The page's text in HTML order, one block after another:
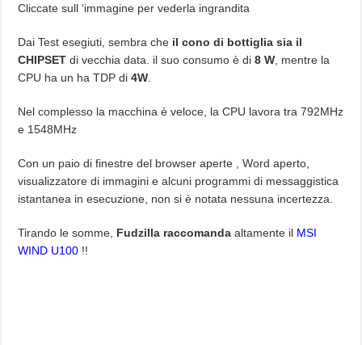
Cliccate sull ‘immagine per vederla ingrandita
Dai Test esegiuti, sembra che il cono di bottiglia sia il
CHIPSET di vecchia data. il suo consumo è di8 W , mentre la
CPU ha un ha TDP di4W
Nel complesso la macchina è veloce, la CPU lavora tra 792MHz
e 1548MHz
Con un paio di finestre del browser aperte , Word aperto,
visualizzatore di immagini e alcuni programmi di messaggistica
istantanea in esecuzione, non si è notata nessuna incertezza.
Tirando le somme, Fudzilla raccomanda altamente il MSI
WIND U100 !!